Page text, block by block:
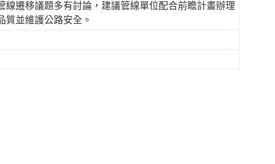
遷移議題多有討論，建議管線單位配合前瞻計畫辦理
質並維護公路安全。